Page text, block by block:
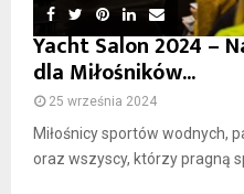
Yacht Salon 2024 –
dla Miłośników...
25 września 2024
Miłośnicy sportów wodnych,
oraz wszyscy, którzy pragną